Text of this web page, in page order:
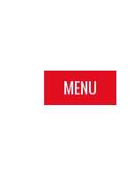
MENU